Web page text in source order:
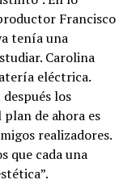
Francisco
tenía una
Carolina
eléctrica.
los
de ahora es
realizadores.
que cada una